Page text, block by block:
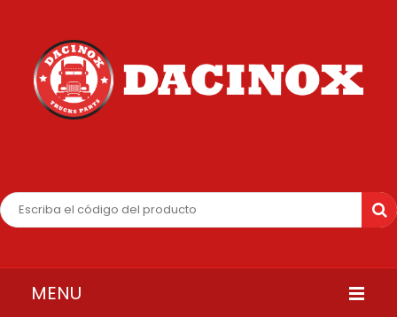
MENU